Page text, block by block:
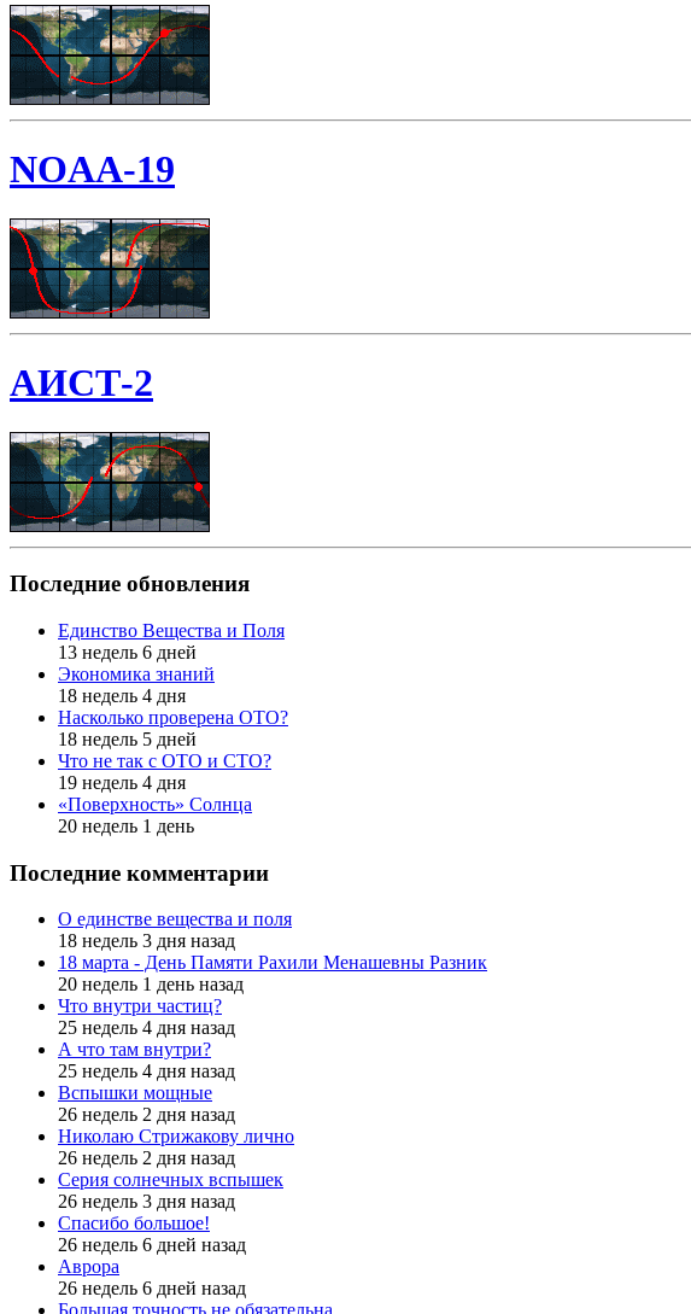
NOAA-19
АИСТ-2
Последние обновления
Единство Вещества и Поля
13 недель 6 дней
Экономика знаний
18 недель 4 дня
Насколько проверена ОТО?
18 недель 5 дней
Что не так с ОТО и СТО?
19 недель 4 дня
«Поверхность» Солнца
20 недель 1 день
Последние комментарии
О единстве вещества и поля
18 недель 3 дня назад
18 марта - День Памяти Рахили Менашевны Разник
20 недель 1 день назад
Что внутри частиц?
25 недель 4 дня назад
А что там внутри?
25 недель 4 дня назад
Вспышки мощные
26 недель 2 дня назад
Николаю Стрижакову лично
26 недель 2 дня назад
Серия солнечных вспышек
26 недель 3 дня назад
Спасибо большое!
26 недель 6 дней назад
Аврора
26 недель 6 дней назад